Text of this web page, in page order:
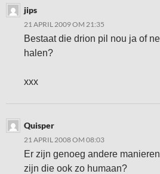
jips
21 APRIL 2009 OM 21:35
Bestaat die drion pil nou ja of
halen?
xxx
Quisper
21 APRIL 2008 OM 08:03
Er zijn genoeg andere
zijn die ook zo humaan?